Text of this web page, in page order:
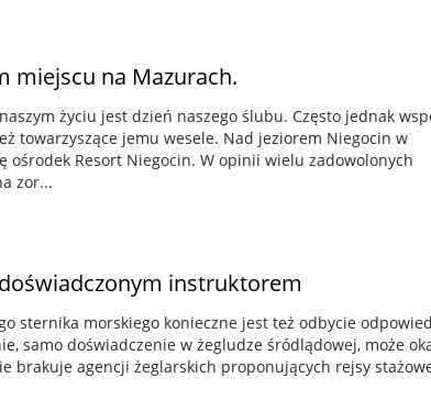
miejscu na Mazurach.
życiu jest dzień naszego ślubu. Często jednak
towarzyszące jemu wesele. Nad jeziorem Niegocin w
ośrodek Resort Niegocin. W opinii wielu zadowolonych
zor...
instruktorem
sternika morskiego konieczne jest też odbycie
samo doświadczenie w żegludze śródlądowej, może
brakuje agencji żeglarskich proponujących rejsy